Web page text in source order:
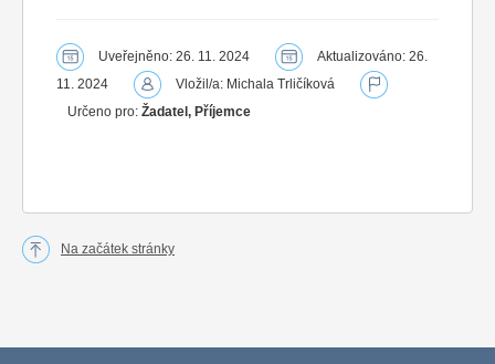
Uveřejněno: 26. 11. 2024
Aktualizováno: 26.
11. 2024
Vložil/a: Michala Trličíková
Určeno pro: Žadatel, Příjemce
Na začátek stránky